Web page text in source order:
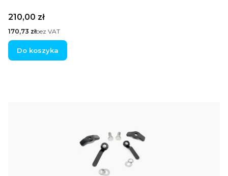
Cena
210,00 zł
Cena
170,73 złbez VAT
Do koszyka